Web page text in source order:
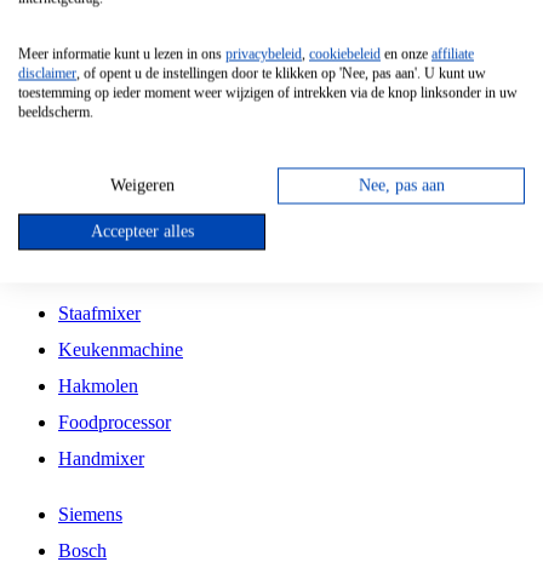
Vrijstaande Magnetron
Vrijstaande Kookplaat
Inbouw Gaskookplaat
Inbouw Keramische Kookplaat
Kookplaat Accessoires
Staafmixer
Keukenmachine
Hakmolen
Foodprocessor
Handmixer
Siemens
Bosch
Meer informatie kunt u lezen in ons privacybeleid, cookiebeleid en onze affiliate
disclaimer, of opent u de instellingen door te klikken op 'Nee, pas aan'. U kunt uw
toestemming op ieder moment weer wijzigen of intrekken via de knop linksonder in uw
beeldscherm.
Weigeren Nee, pas aan
Accepteer alles